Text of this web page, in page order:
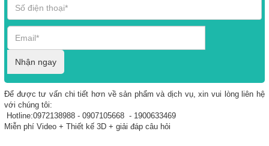
Nhận ngay
Để được tư vấn chi tiết hơn về sản phẩm và dịch vụ, xin vui lòng liên hệ
với chúng tôi:
Hotline:0972138988 - 0907105668 - 1900633469
Miễn phí Video + Thiết kế 3D + giải đáp câu hỏi